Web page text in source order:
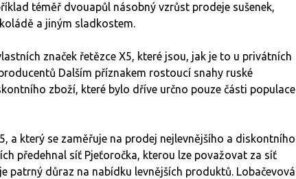
téměř dvouapůl násobný vzrůst prodeje sušenek,
a jiným sladkostem.
značek řetězce X5, které jsou, jak je to u privátních
Dalším příznakem rostoucí snahy ruské
zboží, které bylo dříve určno pouze části populace
a který se zaměřuje na prodej nejlevnějšího a diskontního
předehnal síť Pjeťoročka, kterou lze považovat za síť
patrný důraz na nabídku levnějších produktů. Lobačevová